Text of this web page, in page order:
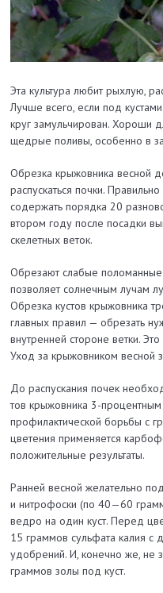
Эта культура любит рыхлую,
Лучше всего, если под
круг замульчирован. Хороши
щедрые поливы, особенно в
Обрезка крыжовника весной
распускаться почки.
содержать порядка 20
втором году после посадки
скелетных веток.
Обрезают слабые поломанные
позволяет солнечным лучам
Обрезка кустов крыжовника
главных правил — обрезать
внутренней стороне ветки.
Уход за крыжовником весной
До распускания почек
тов крыжовника 3-
профилактической борьбы с
цветения применяется
положительные результаты.
Ранней весной желательно
и нитрофоски (по 40—60
ведро на один куст. Перед
15 граммов сульфата калия с
удобрений. И, конечно же, не
граммов золы под куст.